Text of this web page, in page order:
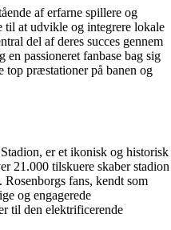
af erfarne spillere og
til at udvikle og integrere lokale
del af deres succes gennem
passioneret fanbase bag sig
top præstationer på banen og
er et ikonisk og historisk
21.000 tilskuere skaber stadion
fans, kendt som
og engagerede
til den elektrificerende